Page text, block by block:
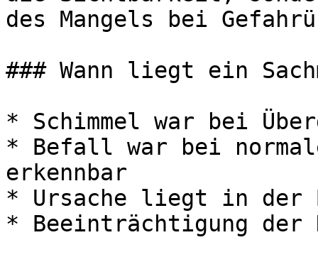
des Mangels bei
### Wann liegt ein
* Schimmel war bei
* Befall war bei
erkennbar
* Ursache liegt in der
* Beeinträchtigung der